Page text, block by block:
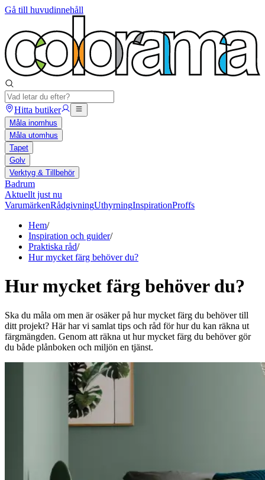
Gå till huvudinnehåll
Hitta butiker
Måla inomhus
Måla utomhus
Tapet
Golv
Verktyg & Tillbehör
Badrum
Aktuellt just nu
VarumärkenRådgivningUthyrningInspirationProffs
Hem/
Inspiration och guider/
Praktiska råd/
Hur mycket färg behöver du?
Hur mycket färg behöver du?
Ska du måla om men är osäker på hur mycket färg du behöver till
ditt projekt? Här har vi samlat tips och råd för hur du kan räkna ut
färgmängden. Genom att räkna ut hur mycket färg du behöver gör
du både plånboken och miljön en tjänst.